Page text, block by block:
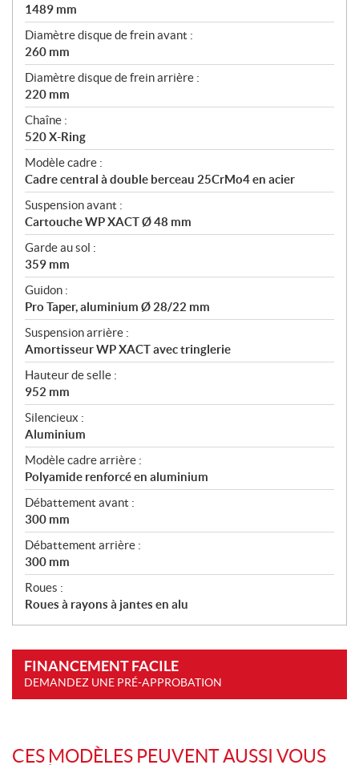
1489 mm
Diamètre disque de frein avant :
260 mm
Diamètre disque de frein arrière :
220 mm
Chaîne :
520 X-Ring
Modèle cadre :
Cadre central à double berceau 25CrMo4 en acier
Suspension avant :
Cartouche WP XACT Ø 48 mm
Garde au sol :
359 mm
Guidon :
Pro Taper, aluminium Ø 28/22 mm
Suspension arrière :
Amortisseur WP XACT avec tringlerie
Hauteur de selle :
952 mm
Silencieux :
Aluminium
Modèle cadre arrière :
Polyamide renforcé en aluminium
Débattement avant :
300 mm
Débattement arrière :
300 mm
Roues :
Roues à rayons à jantes en alu
FINANCEMENT FACILE
DEMANDEZ UNE PRÉ-APPROBATION
CES MODÈLES PEUVENT AUSSI VOUS